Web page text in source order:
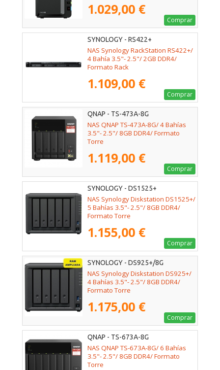
1.029,00 €
Comprar
SYNOLOGY - RS422+
NAS Synology RackStation RS422+/
4 Bahía 3.5"- 2.5"/ 2GB DDR4/
Formato Rack
1.109,00 €
Comprar
QNAP - TS-473A-8G
NAS QNAP TS-473A-8G/ 4 Bahías
3.5"- 2.5"/ 8GB DDR4/ Formato
Torre
1.119,00 €
Comprar
SYNOLOGY - DS1525+
NAS Synology Diskstation DS1525+/
5 Bahías 3.5"- 2.5"/ 8GB DDR4/
Formato Torre
1.155,00 €
Comprar
SYNOLOGY - DS925+/8G
NAS Synology Diskstation DS925+/
4 Bahías 3.5"- 2.5"/ 8GB DDR4/
Formato Torre
1.175,00 €
Comprar
QNAP - TS-673A-8G
NAS QNAP TS-673A-8G/ 6 Bahías
3.5"- 2.5"/ 8GB DDR4/ Formato
Torre